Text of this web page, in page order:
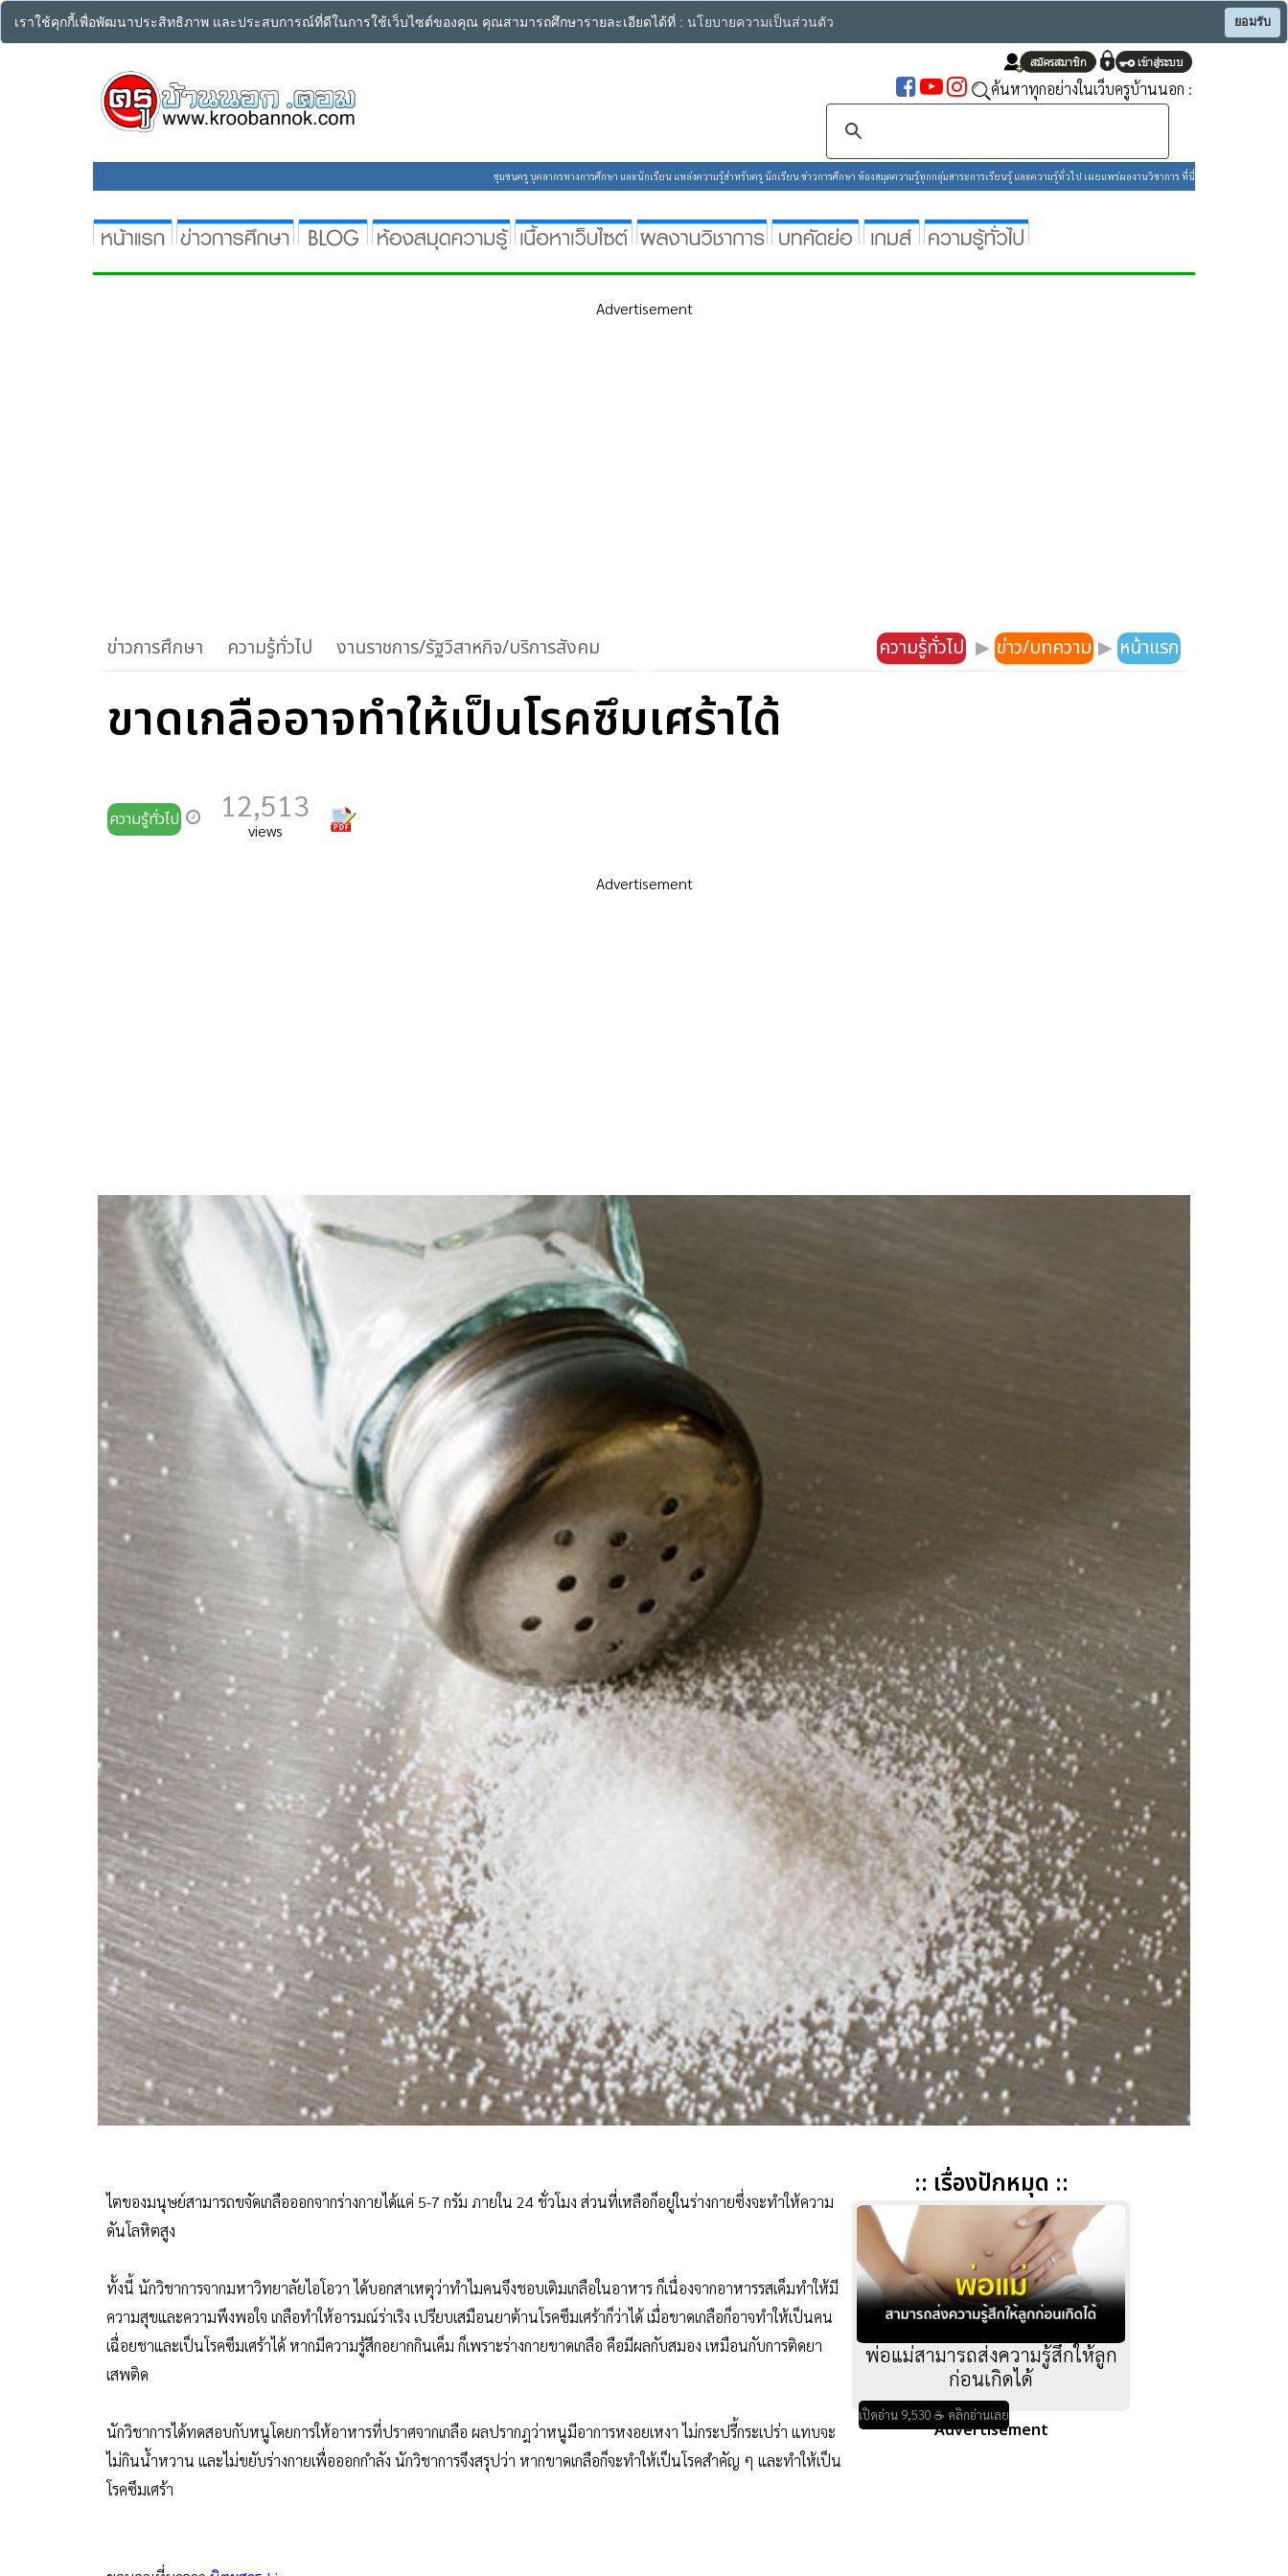
เราใช้คุกกี้เพื่อพัฒนาประสิทธิภาพ และประสบการณ์ที่ดีในการใช้เว็บไซต์ของคุณ คุณสามารถศึกษารายละเอียดได้ที่ : นโยบายความเป็นส่วนตัว ยอมรับ
ค้นหาทุกอย่างในเว็บครูบ้านนอก :
ชุมชนครู บุคลากรทางการศึกษา และนักเรียน แหล่งความรู้สำหรับครู นักเรียน ข่าวการศึกษา ห้องสมุดความรู้ทุกกลุ่มสาระการเรียนรู้ และความรู้ทั่วไป เผยแพร่ผลงานวิชาการ ที่นี่
Advertisement
ข่าวการศึกษา ความรู้ทั่วไป งานราชการ/รัฐวิสาหกิจ/บริการสังคม ความรู้ทั่วไป ▶ ข่าว/บทความ ▶ หน้าแรก
ขาดเกลืออาจทำให้เป็นโรคซึมเศร้าได้
ความรู้ทั่วไป 12,513
views
Advertisement
ไตของมนุษย์สามารถขจัดเกลือออกจากร่างกายได้แค่ 5-7 กรัม ภายใน 24 ชั่วโมง ส่วนที่เหลือก็อยู่ในร่างกายซึ่งจะทำให้ความ
ดันโลหิตสูง
ทั้งนี้ นักวิชาการจากมหาวิทยาลัยไอโอวา ได้บอกสาเหตุว่าทำไมคนจึงชอบเติมเกลือในอาหาร ก็เนื่องจากอาหารรสเค็มทำให้มี
ความสุขและความพึงพอใจ เกลือทำให้อารมณ์ร่าเริง เปรียบเสมือนยาต้านโรคซึมเศร้าก็ว่าได้ เมื่อขาดเกลือก็อาจทำให้เป็นคน
เฉื่อยชาและเป็นโรคซึมเศร้าได้ หากมีความรู้สึกอยากกินเค็ม ก็เพราะร่างกายขาดเกลือ คือมีผลกับสมอง เหมือนกับการติดยา
เสพติด
นักวิชาการได้ทดสอบกับหนูโดยการให้อาหารที่ปราศจากเกลือ ผลปรากฎว่าหนูมีอาการหงอยเหงา ไม่กระปรี้กระเปร่า แทบจะ
ไม่กินน้ำหวาน และไม่ขยับร่างกายเพื่อออกกำลัง นักวิชาการจึงสรุปว่า หากขาดเกลือก็จะทำให้เป็นโรคสำคัญ ๆ และทำให้เป็น
โรคซึมเศร้า
:: เรื่องปักหมุด ::
พ่อแม่สามารถส่งความรู้สึกให้ลูก
ก่อนเกิดได้
เปิดอ่าน 9,530 ☕ คลิกอ่านเลย
Advertisement